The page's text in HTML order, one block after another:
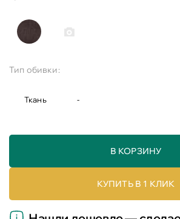
Тип обивки:
Ткань -
В КОРЗИНУ
КУПИТЬ В 1 КЛИК